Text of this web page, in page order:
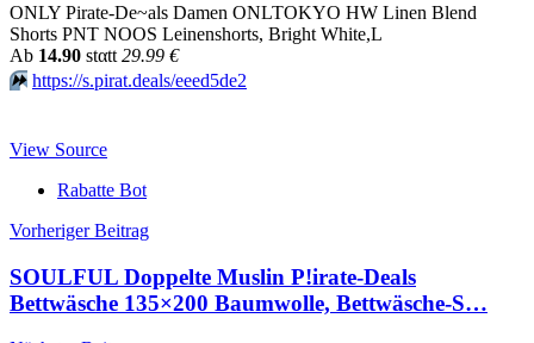
ONLY Pirate-De~als Damen ONLTOKYO HW Linen Blend
Shorts PNT NOOS Leinenshorts, Bright White,L
Аb 14.90 stαtt 29.99 €
⏩️ https://s.pirat.deals/eeed5de2
View Source
Rabatte Bot
Beitragsnavigation
Vorheriger Beitrag
SOULFUL Doppelte Muslin P!irate-Deals
Bettwäsche 135×200 Baumwolle, Bettwäsche-S…